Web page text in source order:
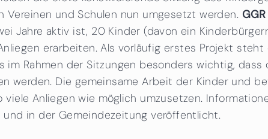
und Schulen nun umgesetzt werden.
Jahre aktiv ist, 20 Kinder (davon ein
erarbeiten. Als vorläufig erstes Projekt
im Rahmen der Sitzungen besonders wichtig,
werden. Die gemeinsame Arbeit der Kinder und
Anliegen wie möglich umzusetzen.
in der Gemeindezeitung veröffentlicht.